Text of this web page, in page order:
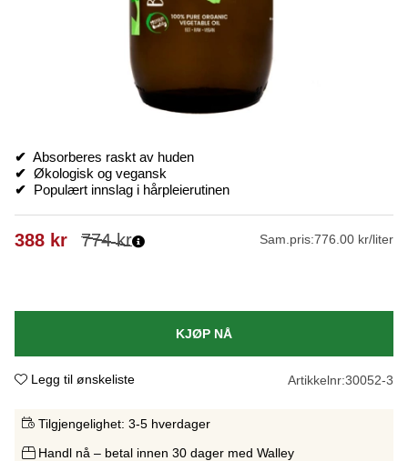
✔ Absorberes raskt av huden
✔ Økologisk og vegansk
✔ Populært innslag i hårpleierutinen
774kr
388 kr Sam.pris:776.00 kr/liter
KJØP NÅ
Legg til ønskeliste Artikkelnr:30052-3
Tilgjengelighet: 3-5 hverdager
Handl nå – betal innen 30 dager med Walley